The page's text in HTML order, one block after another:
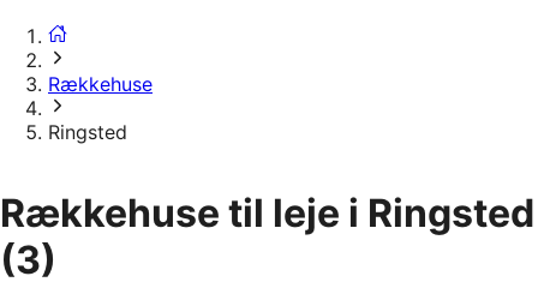
Rækkehuse
Ringsted
Rækkehuse til leje i Ringsted
(3)